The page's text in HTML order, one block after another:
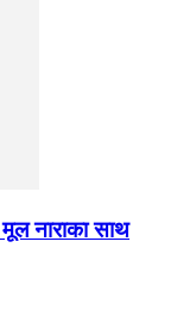
नाराका साथ